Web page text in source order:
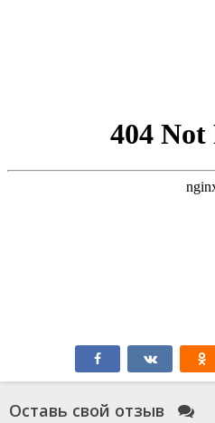
Оставь свой отзыв